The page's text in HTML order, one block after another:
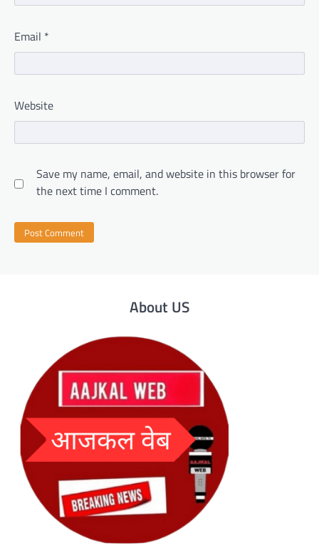
Email *
Website
Save my name, email, and website in this browser for
the next time I comment.
About US